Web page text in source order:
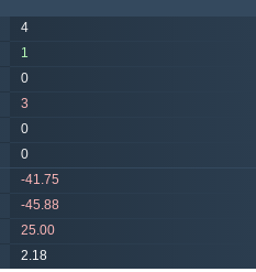
4
1
0
3
0
0
-41.75
-45.88
25.00
2.18